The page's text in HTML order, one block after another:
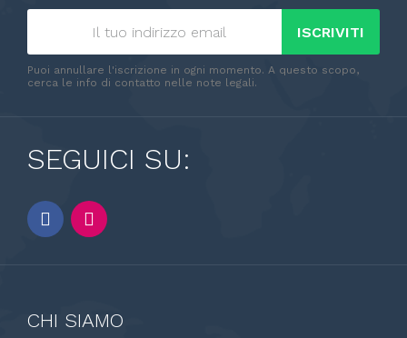
ISCRIVITI
Puoi annullare l'iscrizione in ogni momento. A questo scopo,
cerca le info di contatto nelle note legali.
SEGUICI SU:
CHI SIAMO